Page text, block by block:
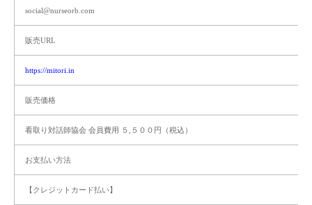
social@nurseorb.com
販売URL
https://mitori.in
販売価格
看取り対話師協会 会員費用 ５,５００円（税込）
お支払い方法
【クレジットカード払い】